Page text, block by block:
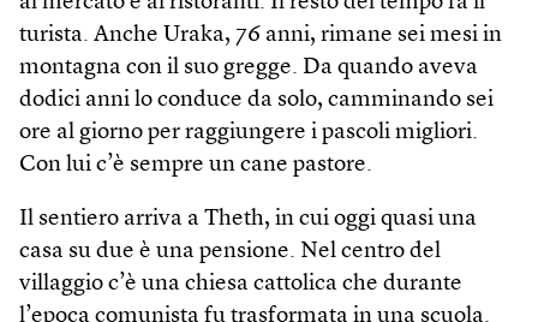
turista. Anche Uraka, 76 anni, rimane sei mesi in
montagna con il suo gregge. Da quando aveva
dodici anni lo conduce da solo, camminando sei
ore al giorno per raggiungere i pascoli migliori.
Con lui c’è sempre un cane pastore.
Il sentiero arriva a Theth, in cui oggi quasi una
casa su due è una pensione. Nel centro del
villaggio c’è una chiesa cattolica che durante
l’epoca comunista fu trasformata in una scuola.